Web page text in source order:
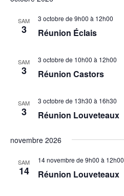
SAM
3 Réunion Éclais
3 octobre de 9h00 à 12h00
SAM
3 Réunion Castors
3 octobre de 10h00 à 12h00
SAM
3 Réunion Louveteaux
3 octobre de 13h30 à 16h30
novembre 2026
SAM
14 Réunion Louveteaux
14 novembre de 9h00 à 12h00